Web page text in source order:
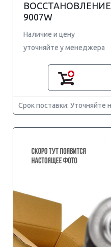
ВОССТАНОВЛЕНИЕ)
9007W
Наличие и цену
уточняйте у менеджера
Срок поставки: Уточняйте